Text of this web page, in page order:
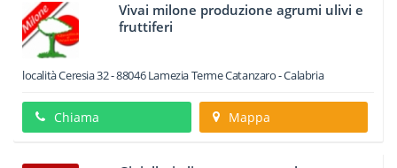
Vivai milone produzione agrumi ulivi e
fruttiferi
località Ceresia 32-88046 Lamezia TermeCatanzaro -Calabria
Chiama Mappa